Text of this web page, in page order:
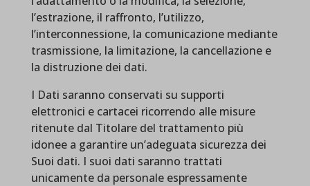
l’estrazione, il raffronto, l’utilizzo,
l’interconnessione, la comunicazione mediante
trasmissione, la limitazione, la cancellazione e
la distruzione dei dati.
I Dati saranno conservati su supporti
elettronici e cartacei ricorrendo alle misure
ritenute dal Titolare del trattamento più
idonee a garantire un’adeguata sicurezza dei
Suoi dati. I suoi dati saranno trattati
unicamente da personale espressamente